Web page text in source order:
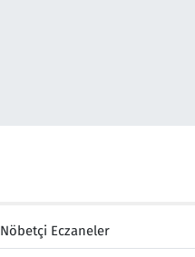
Nöbetçi Eczaneler